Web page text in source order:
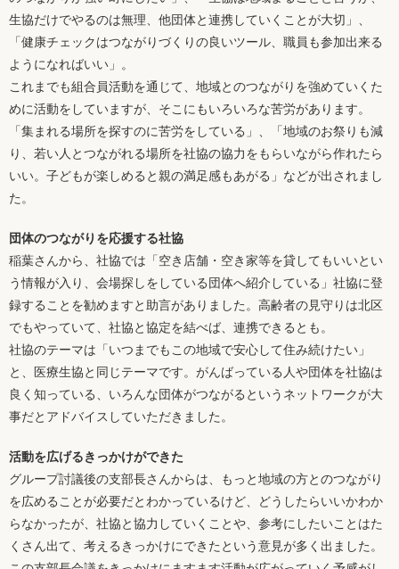
生協だけでやるのは無理、他団体と連携していくことが大切」、
「健康チェックはつながりづくりの良いツール、職員も参加出来る
ようになればいい」。
これまでも組合員活動を通じて、地域とのつながりを強めていくた
めに活動をしていますが、そこにもいろいろな苦労があります。
「集まれる場所を探すのに苦労をしている」、「地域のお祭りも減
り、若い人とつながれる場所を社協の協力をもらいながら作れたら
いい。子どもが楽しめると親の満足感もあがる」などが出されまし
た。
団体のつながりを応援する社協
稲葉さんから、社協では「空き店舗・空き家等を貸してもいいとい
う情報が入り、会場探しをしている団体へ紹介している」社協に登
録することを勧めますと助言がありました。高齢者の見守りは北区
でもやっていて、社協と協定を結べば、連携できるとも。
社協のテーマは「いつまでもこの地域で安心して住み続けたい」
と、医療生協と同じテーマです。がんばっている人や団体を社協は
良く知っている、いろんな団体がつながるというネットワークが大
事だとアドバイスしていただきました。
活動を広げるきっかけができた
グループ討議後の支部長さんからは、もっと地域の方とのつながり
を広めることが必要だとわかっているけど、どうしたらいいかわか
らなかったが、社協と協力していくことや、参考にしたいことはた
くさん出て、考えるきっかけにできたという意見が多く出ました。